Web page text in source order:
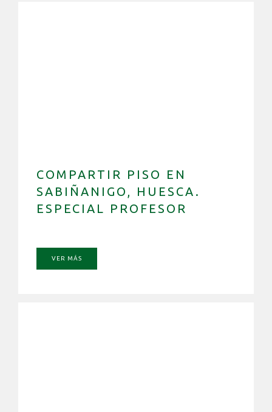
COMPARTIR PISO EN
SABIÑANIGO, HUESCA.
ESPECIAL PROFESOR
VER MÁS